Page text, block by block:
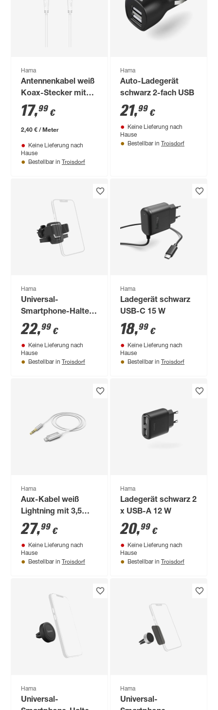
Hama
Antennenkabel weiß
Koax-Stecker mit
Koax-Kupplung 7,5
m
17,99 €
2,40 € / Meter
Keine Lieferung nach
Hause
Bestellbar in Troisdorf
Hama
Auto-Ladegerät
schwarz 2-fach USB
21,99 €
Keine Lieferung nach
Hause
Bestellbar in Troisdorf
Hama
Universal-
Smartphone-Halter
'EasyS'
22,99 €
Keine Lieferung nach
Hause
Bestellbar in Troisdorf
Hama
Ladegerät schwarz
USB-C 15 W
18,99 €
Keine Lieferung nach
Hause
Bestellbar in Troisdorf
Hama
Aux-Kabel weiß
Lightning mit 3,5
mm Klinkenstecker
27,99 €
Keine Lieferung nach
Hause
Bestellbar in Troisdorf
Hama
Ladegerät schwarz 2
x USB-A 12 W
20,99 €
Keine Lieferung nach
Hause
Bestellbar in Troisdorf
Hama
Universal-
Hama
Universal-